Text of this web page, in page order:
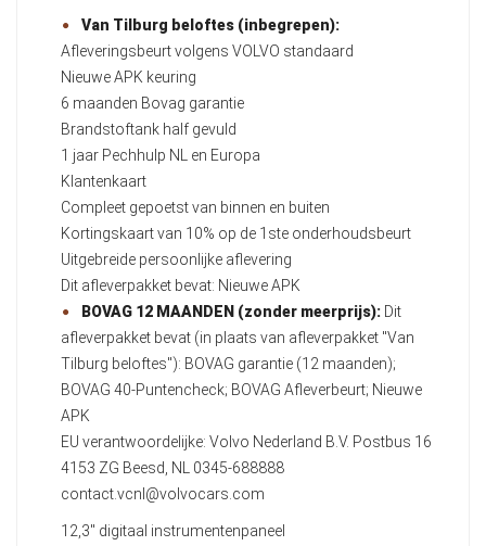
Van Tilburg beloftes (inbegrepen):
Afleveringsbeurt volgens VOLVO standaard
Nieuwe APK keuring
6 maanden Bovag garantie
Brandstoftank half gevuld
1 jaar Pechhulp NL en Europa
Klantenkaart
Compleet gepoetst van binnen en buiten
Kortingskaart van 10% op de 1ste onderhoudsbeurt
Uitgebreide persoonlijke aflevering
Dit afleverpakket bevat: Nieuwe APK
BOVAG 12 MAANDEN (zonder meerprijs): Dit
afleverpakket bevat (in plaats van afleverpakket "Van
Tilburg beloftes"): BOVAG garantie (12 maanden);
BOVAG 40-Puntencheck; BOVAG Afleverbeurt; Nieuwe
APK
EU verantwoordelijke: Volvo Nederland B.V. Postbus 16
4153 ZG Beesd, NL 0345-688888
contact.vcnl@volvocars.com
12,3" digitaal instrumentenpaneel